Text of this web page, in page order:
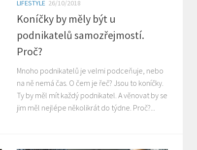
LIFESTYLE 26/10/2018
Koníčky by měly být u
podnikatelů samozřejmostí.
Proč?
Mnoho podnikatelů je velmi podceňuje, nebo
na ně nemá čas. O čem je řeč? Jsou to koníčky.
Ty by měl mít každý podnikatel. A věnovat by se
jim měl nejlépe několikrát do týdne. Proč?...